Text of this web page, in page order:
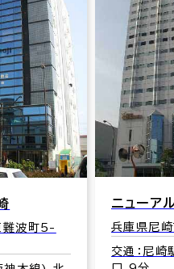
ックビル
和通2-7-1
神本線) 北
アスパイ
兵庫県尼
30-17